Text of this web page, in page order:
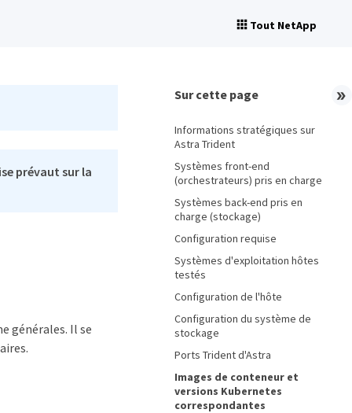
Tout NetApp
prévaut sur la
générales. Il se
Sur cette page
Informations stratégiques sur
Astra Trident
Systèmes front-end
(orchestrateurs) pris en charge
Systèmes back-end pris en
charge (stockage)
Configuration requise
Systèmes d'exploitation hôtes
testés
Configuration de l'hôte
Configuration du système de
stockage
Ports Trident d'Astra
Images de conteneur et
versions Kubernetes
correspondantes